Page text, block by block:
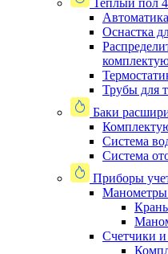
Теплый пол
Оснастка
Трубы для
Баки
Система
Система
Приборы
Счетчики